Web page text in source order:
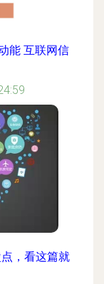
能 互联网信
，看这篇就